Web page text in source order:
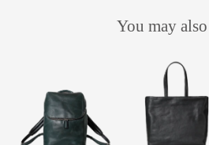
You may